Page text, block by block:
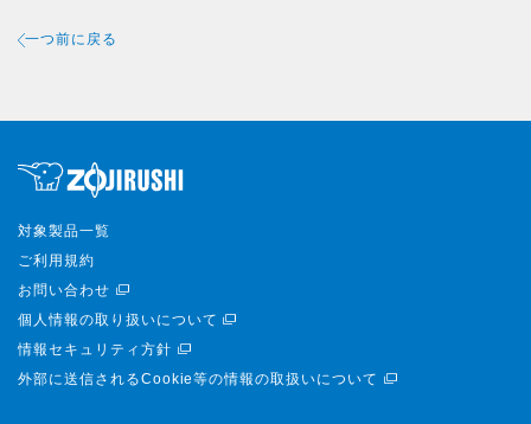
一つ前に戻る
対象製品一覧
ご利用規約
お問い合わせ
個人情報の取り扱いについて
情報セキュリティ方針
外部に送信されるCookie等の情報の取扱いについて